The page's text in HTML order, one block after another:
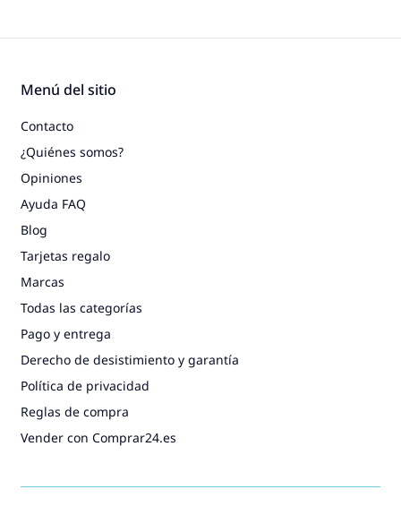
Menú del sitio
Contacto
¿Quiénes somos?
Opiniones
Ayuda FAQ
Blog
Tarjetas regalo
Marcas
Todas las categorías
Pago y entrega
Derecho de desistimiento y garantía
Política de privacidad
Reglas de compra
Vender con Comprar24.es